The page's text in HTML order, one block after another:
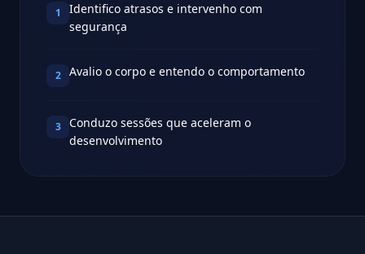
1
Identifico atrasos e intervenho com
segurança
2 Avalio o corpo e entendo o comportamento
3
Conduzo sessões que aceleram o
desenvolvimento